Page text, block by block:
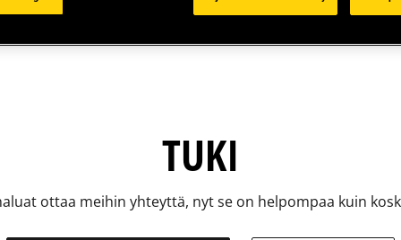
TUKI
ottaa meihin yhteyttä, nyt se on helpompaa kuin